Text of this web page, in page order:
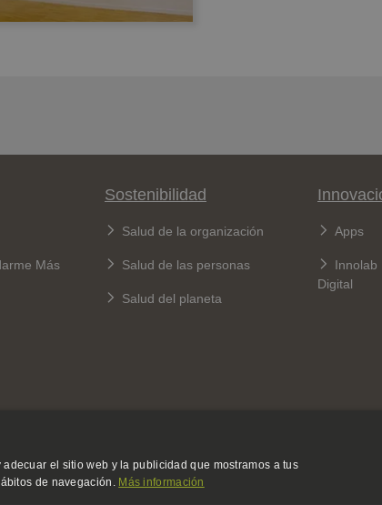
Más
Sostenibilidad
Salud de la organización
Salud de las personas
Salud del planeta
Apps
Innolab
Digital
el sitio web y la publicidad que mostramos a tus
de navegación. Más información